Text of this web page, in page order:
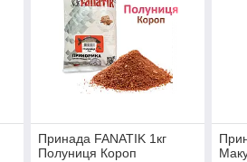
Принада FANATIK 1кг
Полуниця Короп